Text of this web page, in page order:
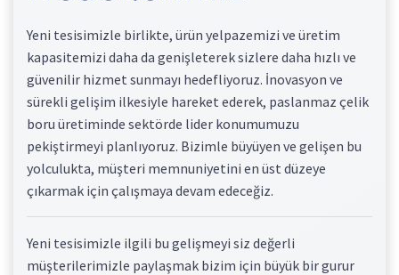
Yeni tesisimizle birlikte, ürün yelpazemizi ve üretim
kapasitemizi daha da genişleterek sizlere daha hızlı ve
güvenilir hizmet sunmayı hedefliyoruz. İnovasyon ve
sürekli gelişim ilkesiyle hareket ederek, paslanmaz çelik
boru üretiminde sektörde lider konumumuzu
pekiştirmeyi planlıyoruz. Bizimle büyüyen ve gelişen bu
yolculukta, müşteri memnuniyetini en üst düzeye
çıkarmak için çalışmaya devam edeceğiz.
Yeni tesisimizle ilgili bu gelişmeyi siz değerli
müşterilerimizle paylaşmak bizim için büyük bir gurur